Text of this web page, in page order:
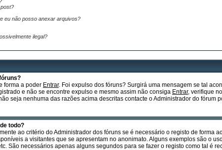
eu não posso anexar arquivos?
ilegal?
forma a poder Entrar. Foi expulso dos fóruns? Surgirá uma mensagem se tal
e não se encontre expulso e mesmo assim não consiga Entrar, verifique
seja nenhuma das razões acima descritas contacte o Administrador do
todo?
ao critério do Administrador dos fóruns se é necessário o registo de
a visitantes que se apresentam no anonimato. Alguns exemplos são o
São necessários apenas alguns segundos para se fazer o registo como tal é